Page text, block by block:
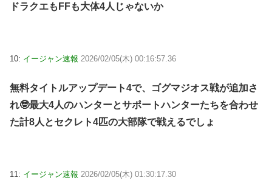
ドラクエもFFも大体4人じゃないか
10: イージャン速報 2026/02/05(木) 00:16:57.36
無料タイトルアップデート4で、ゴグマジオス戦が追加さ
れ🤓最大4人のハンターとサポートハンターたちを合わせ
た計8人とセクレト4匹の大部隊で戦えるでしょ
11: イージャン速報 2026/02/05(木) 01:30:17.30